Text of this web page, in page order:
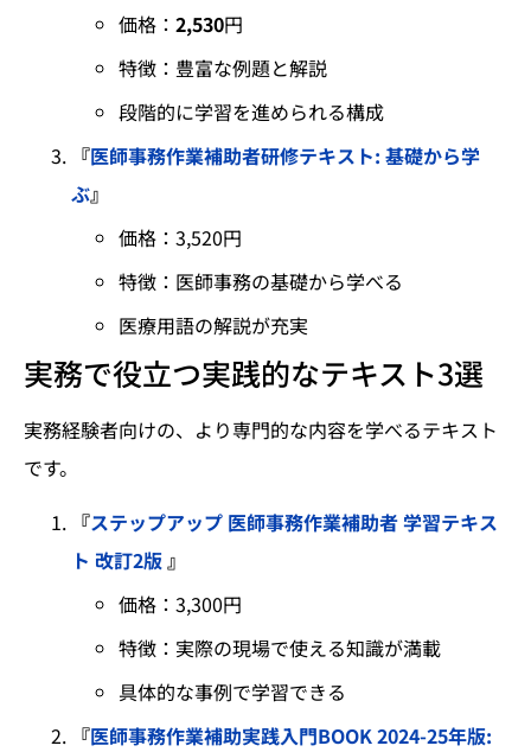
価格： 2,530円
特徴：豊富な例題と解説
段階的に学習を進められる構成
『医師事務作業補助者研修テキスト: 基礎から学
ぶ』
価格：3,520円
特徴：医師事務の基礎から学べる
医療用語の解説が充実
実務で役立つ実践的なテキスト3選
実務経験者向けの、より専門的な内容を学べるテキスト
です。
『ステップアップ 医師事務作業補助者 学習テキス
ト 改訂2版』
価格：3,300円
特徴：実際の現場で使える知識が満載
具体的な事例で学習できる
『医師事務作業補助実践入門BOOK 2024-25年版: